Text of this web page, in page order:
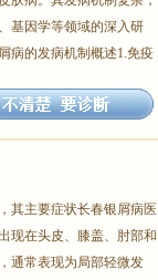
基因学等领域的深入研
病的发病机制概述1.免疫
其主要症状长春银屑病医
现在头皮、膝盖、肘部和
通常表现为局部轻微发